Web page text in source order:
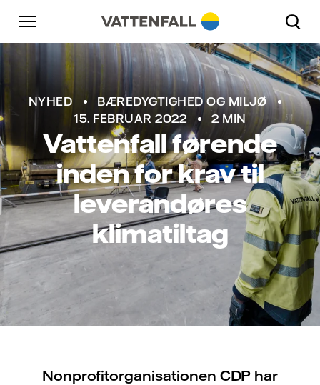
Skift til indhold
Gå til hovednavigation
Gå til sidefod
NYHED
BÆREDYGTIGHED OG MILJØ
15. FEBRUAR 2022
2 MIN
Vattenfall førende
inden for krav til
leverandøres
klimatiltag
Nonprofitorganisationen CDP har
Gå til hovednavigation